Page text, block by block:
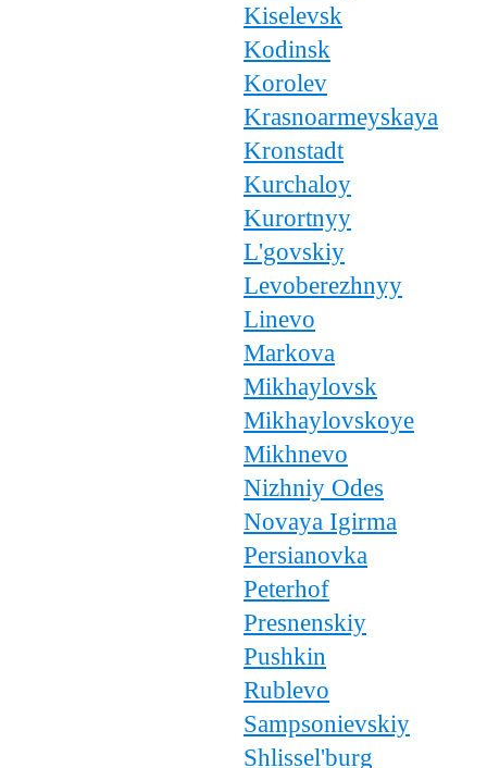
Kiselevsk
Kodinsk
Korolev
Krasnoarmeyskaya
Kronstadt
Kurchaloy
Kurortnyy
L'govskiy
Levoberezhnyy
Linevo
Markova
Mikhaylovsk
Mikhaylovskoye
Mikhnevo
Nizhniy Odes
Novaya Igirma
Persianovka
Peterhof
Presnenskiy
Pushkin
Rublevo
Sampsonievskiy
Shlissel'burg